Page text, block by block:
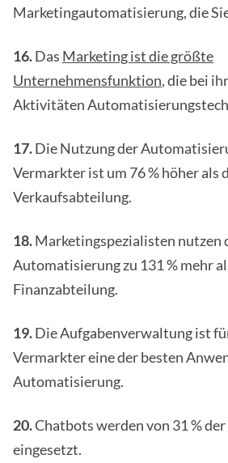
Marketingautomatisierung, die
16.Das Marketing ist die größte
Unternehmensfunktion, die bei
Aktivitäten
17.Die Nutzung der
Vermarkter ist um 76 % höher als
Verkaufsabteilung.
18.Marketingspezialisten nutzen
Automatisierung zu 131 % mehr
Finanzabteilung.
19.Die Aufgabenverwaltung ist
Vermarkter eine der besten
Automatisierung.
20.Chatbots werden von 31 %
eingesetzt.